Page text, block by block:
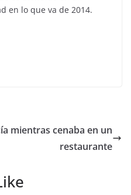
en lo que va de 2014.
mientras cenaba en un
restaurante